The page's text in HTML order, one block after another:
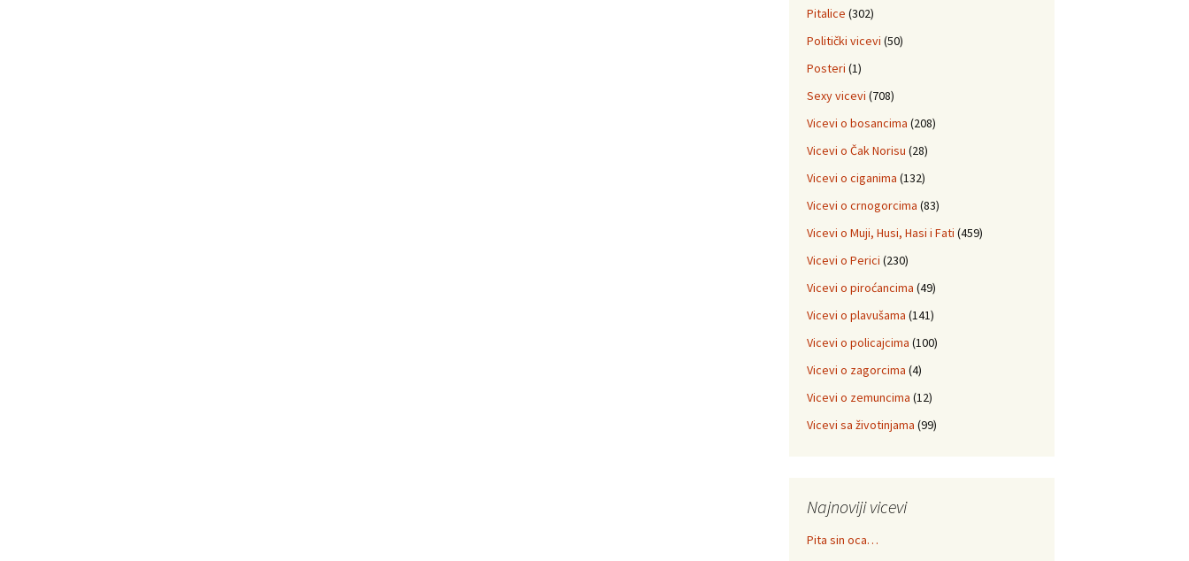
Pitalice (302)
Politički vicevi (50)
Posteri (1)
Sexy vicevi (708)
Vicevi o bosancima (208)
Vicevi o Čak Norisu (28)
Vicevi o ciganima (132)
Vicevi o crnogorcima (83)
Vicevi o Muji, Husi, Hasi i Fati (459)
Vicevi o Perici (230)
Vicevi o piroćancima (49)
Vicevi o plavušama (141)
Vicevi o policajcima (100)
Vicevi o zagorcima (4)
Vicevi o zemuncima (12)
Vicevi sa životinjama (99)
Najnoviji vicevi
Pita sin oca…